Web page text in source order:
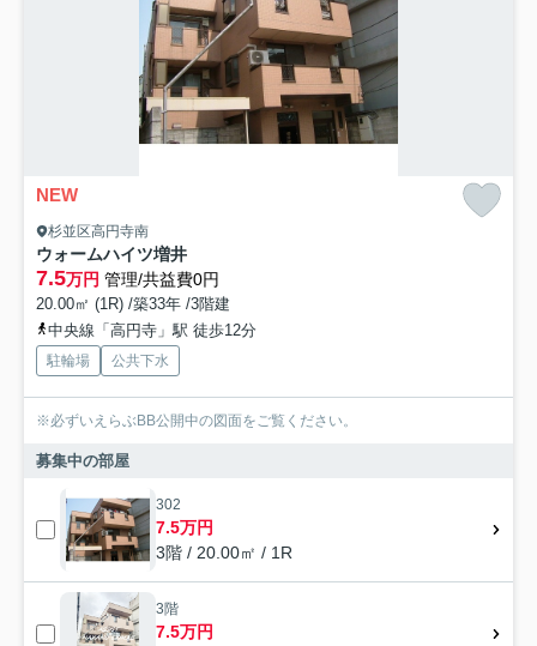
NEW
杉並区高円寺南
ウォームハイツ増井
7.5万円 管理/共益費0円
20.00㎡ (1R) /築33年 /3階建
中央線「高円寺」駅 徒歩12分
駐輪場 公共下水
※必ずいえらぶBB公開中の図面をご覧ください。
募集中の部屋
302
7.5万円
3階 / 20.00㎡ / 1R
3階
7.5万円